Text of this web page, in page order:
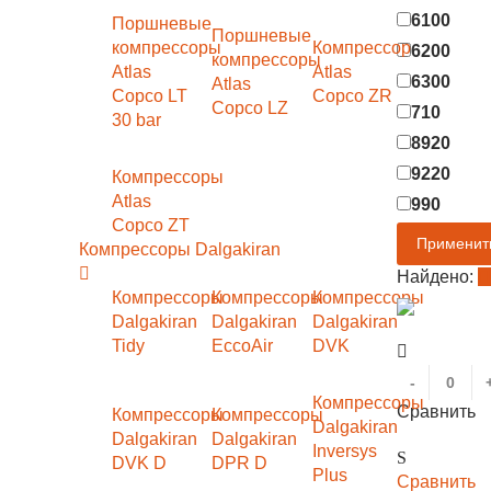
Поршневые
компрессоры
Atlas
Copco LT
30 bar
Поршневые
компрессоры
Atlas
Copco LZ
Компрессор
Atlas
Copco ZR
Компрессоры
Atlas
Copco ZT
Компрессоры Dalgakiran
Компрессоры
Dalgakiran
Tidy
Компрессоры
Dalgakiran
EccoAir
Компрессоры
Dalgakiran
DVK
Компрессоры
Dalgakiran
DVK D
Компрессоры
Dalgakiran
DPR D
Компрессоры
Dalgakiran
Inversys
Plus
6100
6200
6300
710
8920
9220
990
Найдено:
-
Сравнить
Сравнить